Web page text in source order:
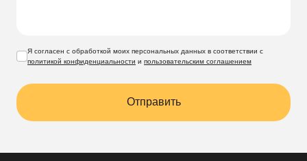
Я согласен с обработкой моих персональных данных в соответствии с
политикой конфиденциальности и пользовательским соглашением
Отправить